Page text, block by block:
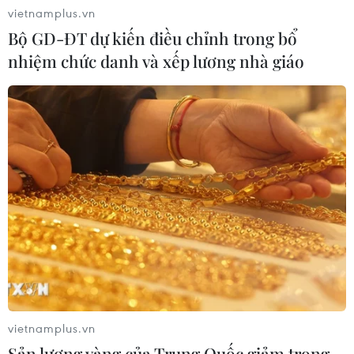
CƠ QUAN CHỦ QUẢN: THÔNG TẤN XÃ VIỆT NAM
Tổng Biên tập: TRẦN TIẾN DUẨN
Phó Tổng Biên tập: NGUYỄN THỊ TÁM, KHÚC THANH
THỦY
Sở hữu trí tuệ
Quy định sử dụng
RSS
Hỗ trợ
Ngôn ngữ
TTXVN
Dịch vụ tin
Quảng cáo
Liên hệ
vietnamplus.vn
Bộ GD-ĐT dự kiến điều chỉnh trong bổ
nhiệm chức danh và xếp lương nhà giáo
vietnamplus.vn